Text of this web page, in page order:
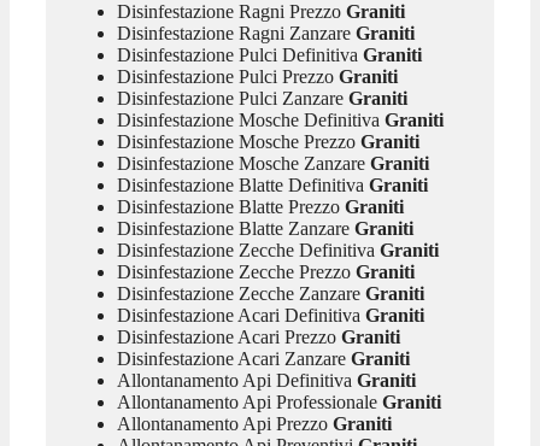
Disinfestazione Ragni PrezzoGraniti
Disinfestazione Ragni ZanzareGraniti
Disinfestazione Pulci Definitiva Graniti
Disinfestazione Pulci PrezzoGraniti
Disinfestazione Pulci ZanzareGraniti
Disinfestazione Mosche Definitiva Graniti
Disinfestazione Mosche PrezzoGraniti
Disinfestazione Mosche ZanzareGraniti
Disinfestazione Blatte Definitiva Graniti
Disinfestazione Blatte PrezzoGraniti
Disinfestazione Blatte ZanzareGraniti
Disinfestazione Zecche Definitiva Graniti
Disinfestazione Zecche PrezzoGraniti
Disinfestazione Zecche ZanzareGraniti
Disinfestazione Acari Definitiva Graniti
Disinfestazione Acari PrezzoGraniti
Disinfestazione Acari ZanzareGraniti
Allontanamento Api Definitiva Graniti
Allontanamento Api ProfessionaleGraniti
Allontanamento Api PrezzoGraniti